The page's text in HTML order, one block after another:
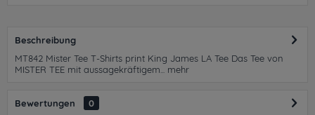
Beschreibung
MT842 Mister Tee T-Shirts print King James LA Tee Das Tee von
MISTER TEE mit aussagekräftigem...
mehr
Bewertungen
0